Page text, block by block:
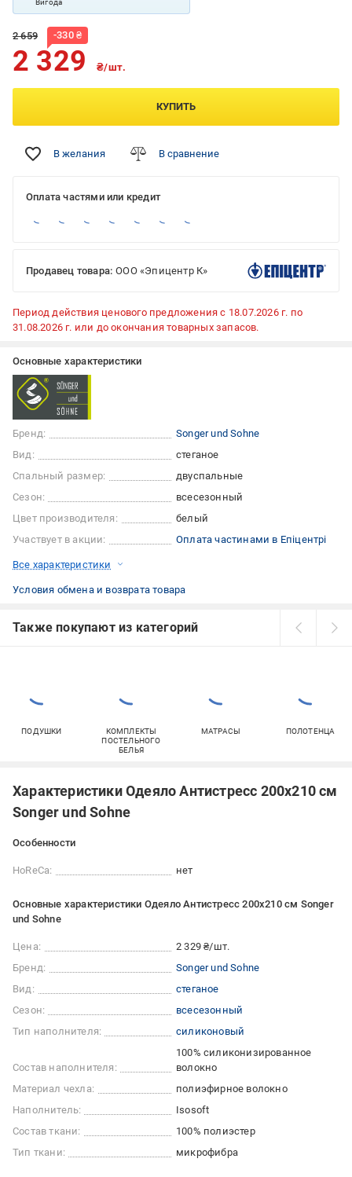
Вигода
2 659 -330₴
2 329 ₴/шт.
КУПИТЬ
В желания В сравнение
Оплата частями или кредит
Продавец товара: ООО «Эпицентр К»
Период действия ценового предложения с 18.07.2026 г. по
31.08.2026 г. или до окончания товарных запасов.
Основные характеристики
Бренд:
Songer und Sohne
Вид:
стеганое
Спальный размер:
двуспальные
Сезон:
всесезонный
Цвет производителя:
белый
Участвует в акции:
Оплата частинами в Епіцентрі
Все характеристики
Условия обмена и возврата товара
Также покупают из категорий
ПОДУШКИ
КОМПЛЕКТЫ
ПОСТЕЛЬНОГО
БЕЛЬЯ
МАТРАСЫ ПОЛОТЕНЦА
Характеристики Одеяло Антистресс 200х210 см
Songer und Sohne
Особенности
HoReCa: нет
Основные характеристики Одеяло Антистресс 200х210 см Songer
und Sohne
Цена:
2 329 ₴/шт.
Бренд:
Songer und Sohne
Вид:
стеганое
Сезон:
всесезонный
Тип наполнителя:
силиконовый
Состав наполнителя:
100% силиконизированное
волокно
Материал чехла:
полиэфирное волокно
Наполнитель:
Isosoft
Состав ткани:
100% полиэстер
Тип ткани:
микрофибра